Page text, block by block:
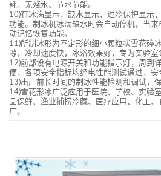
耗，无殘水、节水节能。
10)有冰满显示，缺水显示，过冷保护显示
功能。制冰机冰满缺水时会自动停机，当
动记忆恢复功能。
11)所制冰形为不定形的细小颗粒状雪花碎
隙，冷却速度快，冰浴效果好，专为实验室
12)前部设有电源开关和功能指示灯，周到
便，各项安全指标均经电性能测试通过，安
13)出厂前长时间的制冰性能检测和调试，
14)雪花形冰广泛应用于医院、学校、实验
品保鲜、渔业捕捞冷藏、医疗应用、化工
广。